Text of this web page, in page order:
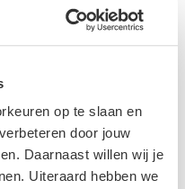
op te slaan en
door jouw
Daarnaast willen wij je
Uiteraard hebben we
Medium Area Repair
voor verschillende